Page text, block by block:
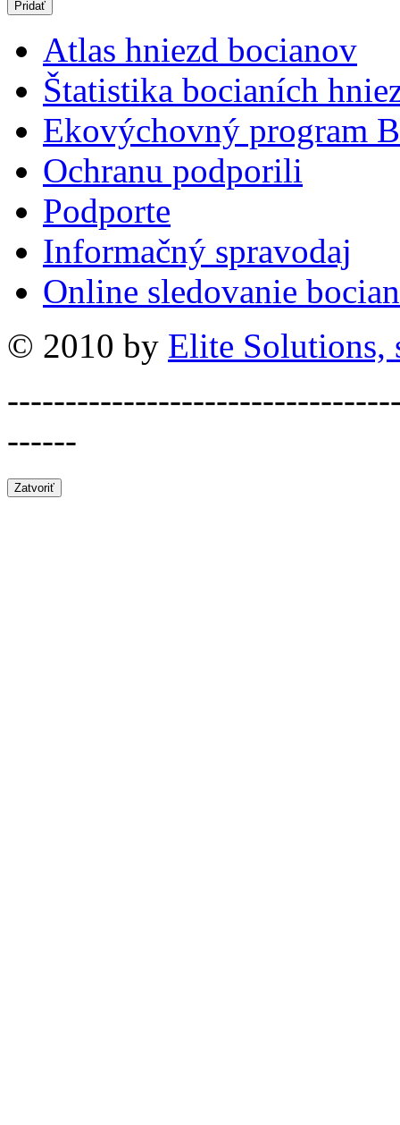
Atlas hniezd bocianov
Štatistika bocianích
Ekovýchovný program
Ochranu podporili
Podporte
Informačný spravodaj
Online sledovanie
© 2010 by Elite Solutions,
------